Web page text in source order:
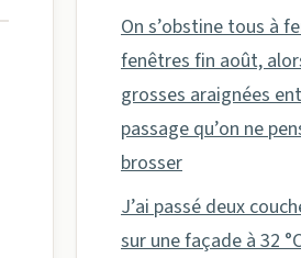
On s’obstine tous à
fenêtres fin août,
grosses araignées
passage qu’on ne
brosser
J’ai passé deux
sur une façade à 32